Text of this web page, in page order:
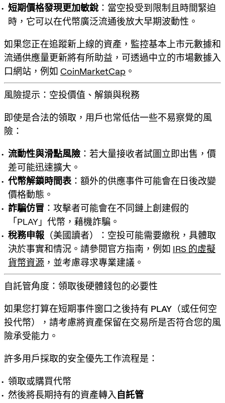
短期價格發現更加敏銳 ：當空投受到限制且時間緊迫
時，它可以在代幣廣泛流通後放大早期波動性。
如果您正在追蹤新上線的資產，監控基本上市元數據和
流通供應量更新將有所助益，可透過中立的市場數據入
口網站，例如 CoinMarketCap 。
風險提示：空投價值、解鎖與稅務
即使是合法的領取，用戶也常低估一些不易察覺的風
險：
流動性與滑點風險 ：若大量接收者試圖立即出售，價
差可能迅速擴大。
代幣解鎖時間表 ：額外的供應事件可能會在日後改變
價格動態。
詐騙仿冒 ：攻擊者可能會在不同鏈上創建假的
「PLAY」代幣，藉機詐騙。
稅務申報 （美國讀者）：空投可能需要繳稅，具體取
決於事實和情況。請參閱官方指南，例如 IRS 的虛擬
貨幣資源 ，並考慮尋求專業建議。
自託管角度：領取後硬體錢包的必要性
如果您打算在短期事件窗口之後持有 PLAY （或任何空
投代幣），請考慮將資產保留在交易所是否符合您的風
險承受能力。
許多用戶採取的安全優先工作流程是：
領取或購買代幣
然後將長期持有的資產轉入 自託管